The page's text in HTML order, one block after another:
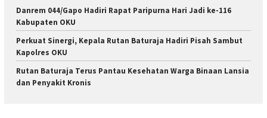
Danrem 044/Gapo Hadiri Rapat Paripurna Hari Jadi ke-116
Kabupaten OKU
Perkuat Sinergi, Kepala Rutan Baturaja Hadiri Pisah Sambut
Kapolres OKU
Rutan Baturaja Terus Pantau Kesehatan Warga Binaan Lansia
dan Penyakit Kronis